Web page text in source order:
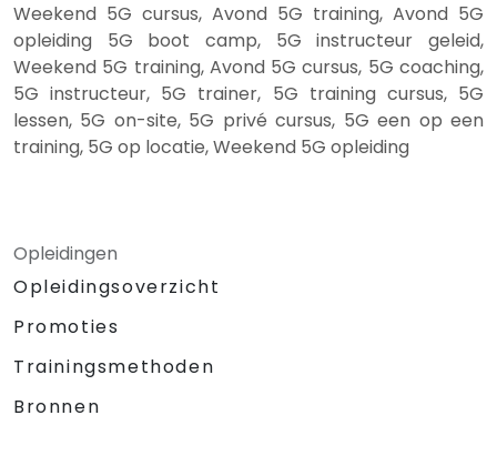
Weekend 5G cursus, Avond 5G training, Avond 5G
opleiding 5G boot camp, 5G instructeur geleid,
Weekend 5G training, Avond 5G cursus, 5G coaching,
5G instructeur, 5G trainer, 5G training cursus, 5G
lessen, 5G on-site, 5G privé cursus, 5G een op een
training, 5G op locatie, Weekend 5G opleiding
Opleidingen
Opleidingsoverzicht
Promoties
Trainingsmethoden
Bronnen